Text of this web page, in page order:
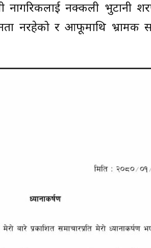
नागरिकलाई नक्कली भुटानी
नरहेको र आफूमाथि भ्रामक